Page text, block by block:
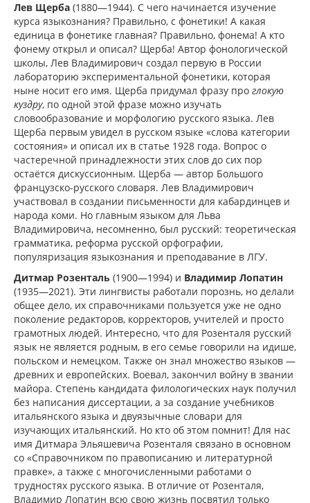
Лев Щерба (1880—1944). С чего начинается изучение
курса языкознания? Правильно, с фонетики! А какая
единица в фонетике главная? Правильно, фонема! А кто
фонему открыл и описал? Щерба! Автор фонологической
школы, Лев Владимирович создал первую в России
лабораторию экспериментальной фонетики, которая
ныне носит его имя. Щерба придумал фразу про глокую
куздру, по одной этой фразе можно изучать
словообразование и морфологию русского языка. Лев
Щерба первым увидел в русском языке «слова категории
состояния» и описал их в статье 1928 года. Вопрос о
частеречной принадлежности этих слов до сих пор
остаётся дискуссионным. Щерба — автор Большого
французско-русского словаря. Лев Владимирович
участвовал в создании письменности для кабардинцев и
народа коми. Но главным языком для Льва
Владимировича, несомненно, был русский: теоретическая
грамматика, реформа русской орфографии,
популяризация языкознания и преподавание в ЛГУ.
Дитмар Розенталь (1900—1994) и Владимир Лопатин
(1935—2021). Эти лингвисты работали порознь, но делали
общее дело, их справочниками пользуется уже не одно
поколение редакторов, корректоров, учителей и просто
грамотных людей. Интересно, что для Розенталя русский
язык не является родным, в его семье говорили на идише,
польском и немецком. Также он знал множество языков —
древних и европейских. Воевал, закончил войну в звании
майора. Степень кандидата филологических наук получил
без написания диссертации, а за создание учебников
итальянского языка и двуязычные словари для
изучающих итальянский. Но кто об этом помнит! Для нас
имя Дитмара Эльяшевича Розенталя связано в основном
со «Справочником по правописанию и литературной
правке», а также с многочисленными работами о
трудностях русского языка. В отличие от Розенталя,
Владимир Лопатин всю свою жизнь посвятил только